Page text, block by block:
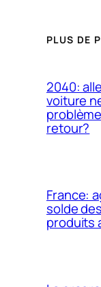
PLUS DE
2040:
voiture
retour?
France:
solde
produits